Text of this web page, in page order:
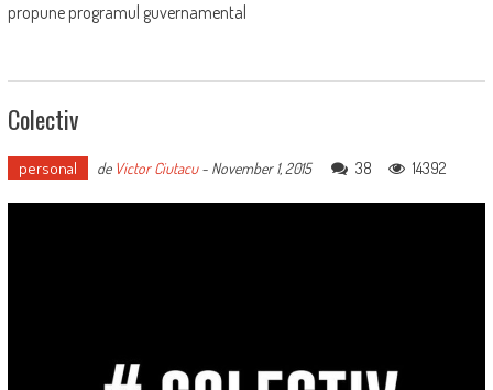
propune programul guvernamental
Colectiv
personal de Victor Ciutacu- November 1, 2015 38 14392